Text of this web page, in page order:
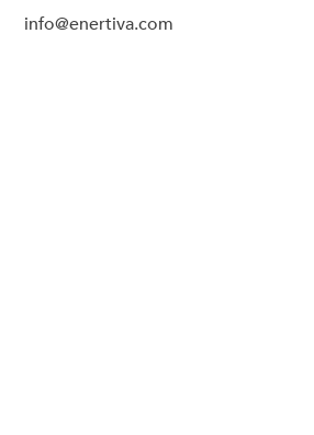
info@enertiva.com